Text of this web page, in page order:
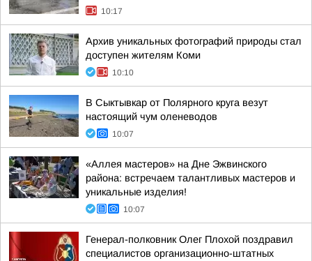
10:17
Архив уникальных фотографий природы стал
доступен жителям Коми
10:10
В Сыктывкар от Полярного круга везут
настоящий чум оленеводов
10:07
«Аллея мастеров» на Дне Эжвинского
района: встречаем талантливых мастеров и
уникальные изделия!
10:07
Генерал-полковник Олег Плохой поздравил
специалистов организационно-штатных